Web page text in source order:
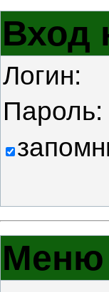
Вход
Логин:
Пароль:
Меню